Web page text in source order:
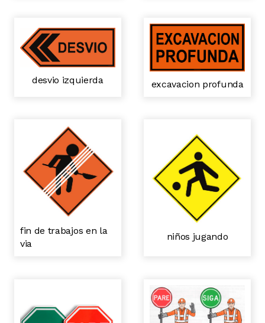
desvio izquierda excavacion profunda
fin de trabajos en la
via
niños jugando